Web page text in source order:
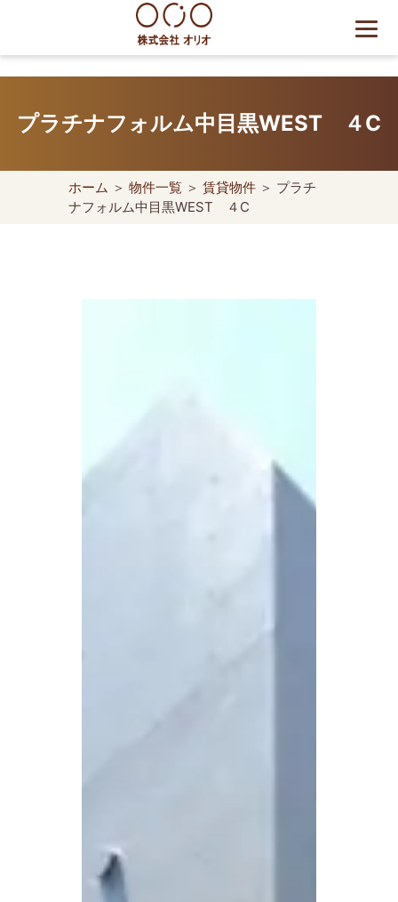
content
世田谷区の相続・空き家・借
却・買取は株式会社Orio
プラチナフォルム中目黒WEST ４C
ホーム ＞ 物件一覧 ＞ 賃貸物件 ＞ プラチ
ナフォルム中目黒WEST ４C